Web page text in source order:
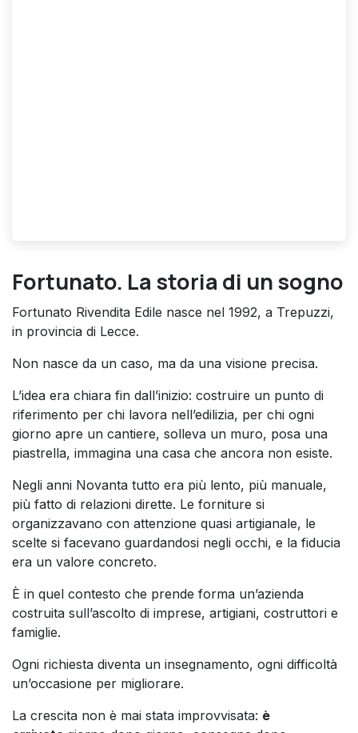
Fortunato. La storia di un sogno
Fortunato Rivendita Edile nasce nel 1992, a Trepuzzi,
in provincia di Lecce.
Non nasce da un caso, ma da una visione precisa.
L’idea era chiara fin dall’inizio: costruire un punto di
riferimento per chi lavora nell’edilizia, per chi ogni
giorno apre un cantiere, solleva un muro, posa una
piastrella, immagina una casa che ancora non esiste.
Negli anni Novanta tutto era più lento, più manuale,
più fatto di relazioni dirette. Le forniture si
organizzavano con attenzione quasi artigianale, le
scelte si facevano guardandosi negli occhi, e la fiducia
era un valore concreto.
È in quel contesto che prende forma un’azienda
costruita sull’ascolto di imprese, artigiani, costruttori e
famiglie.
Ogni richiesta diventa un insegnamento, ogni difficoltà
un’occasione per migliorare.
La crescita non è mai stata improvvisata: è